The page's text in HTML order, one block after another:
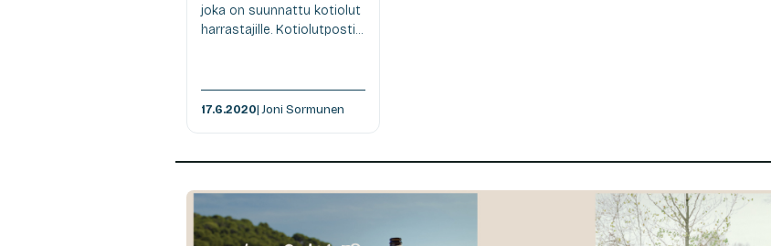
joka on suunnattu kotiolut
harrastajille. Kotiolutposti...
17.6.2020| Joni Sormunen